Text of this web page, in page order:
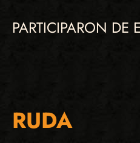
PARTICIPARON DE
RUDA